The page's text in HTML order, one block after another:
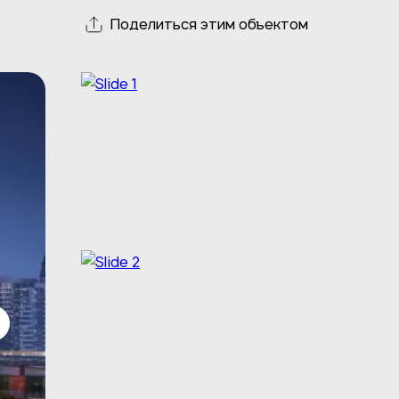
Поделиться этим объектом